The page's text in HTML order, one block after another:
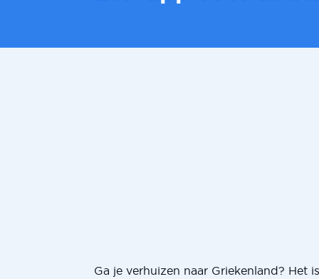
Ga je verhuizen naar Griekenland? Het